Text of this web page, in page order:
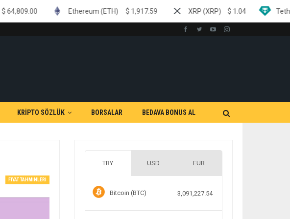
KRİPTO SÖZLÜK BORSALAR BEDAVA BONUS AL
FIYAT TAHMINLERI
TRY USD EUR
Bitcoin (BTC) 3,091,227.54
Ethereum (ETH) $1,917.59 XRP (XRP) $ 1.04 Tether (USDT) $